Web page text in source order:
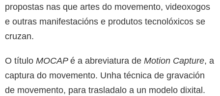
propostas nas que artes do movemento, videoxogos
e outras manifestacións e produtos tecnolóxicos se
cruzan.
O título MOCAP é a abreviatura de Motion Capture, a
captura do movemento. Unha técnica de gravación
de movemento, para trasladalo a un modelo dixital.